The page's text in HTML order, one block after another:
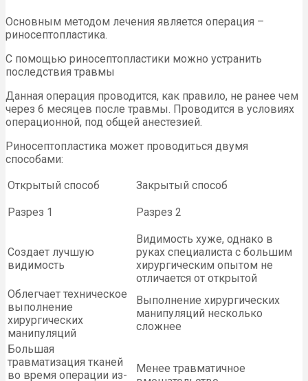
Основным методом лечения является операция –
риносептопластика.
С помощью риносептопластики можно устранить
последствия травмы
Данная операция проводится, как правило, не ранее чем
через 6 месяцев после травмы. Проводится в условиях
операционной, под общей анестезией.
Риносептопластика может проводиться двумя
способами:
Открытый способ
Закрытый способ
Разрез 1 Разрез 2
Создает лучшую
видимость
Видимость хуже, однако в
руках специалиста с большим
хирургическим опытом не
отличается от открытой
Облегчает техническое
выполнение
хирургических
манипуляций
Выполнение хирургических
манипуляций несколько
сложнее
Большая
травматизация тканей
во время операции из-
Менее травматичное